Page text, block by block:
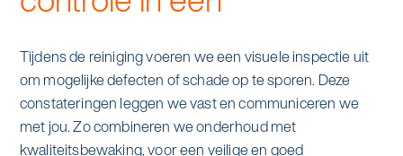
Tijdens de reiniging voeren we een visuele inspectie uit
om mogelijke defecten of schade op te sporen. Deze
constateringen leggen we vast en communiceren we
met jou. Zo combineren we onderhoud met
kwaliteitsbewaking, voor een veilige en goed